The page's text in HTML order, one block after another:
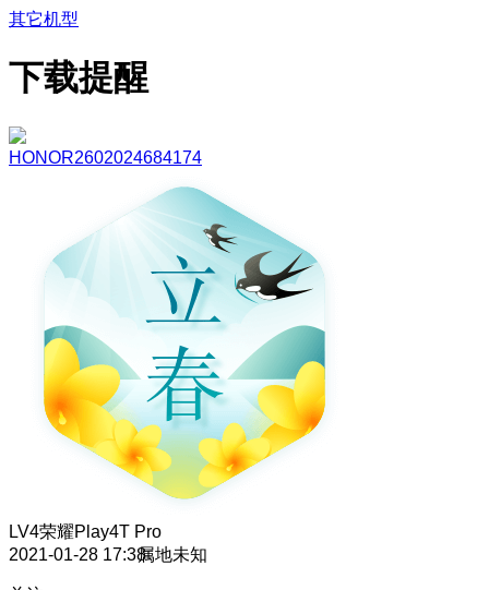
其它机型
下载提醒
HONOR2602024684174
LV4荣耀Play4T Pro
2021-01-28 17:38属地未知